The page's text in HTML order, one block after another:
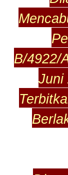
B/4922/
Juni